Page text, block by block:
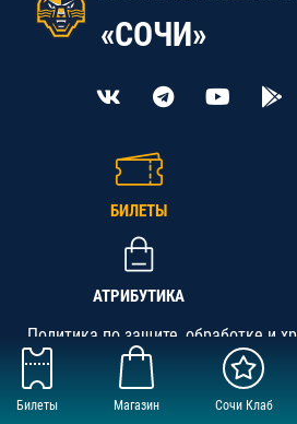
Билеты Магазин Сочи Клаб
«СОЧИ»
БИЛЕТЫ
АТРИБУТИКА
Политика по защите, обработке и
данных
АНО «СК «Кубань-Регион»,